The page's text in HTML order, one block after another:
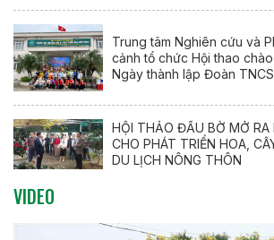
Trung tâm Nghiên cứu và
cảnh tổ chức Hội thao
Ngày thành lập Đoàn
HỘI THẢO ĐẦU BỜ MỞ RA
CHO PHÁT TRIỂN HOA,
DU LỊCH NÔNG THÔN
VIDEO